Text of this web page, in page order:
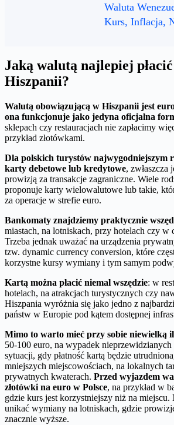
Waluta
Kurs, Inflacja,
Jaką walutą najlepiej
Hiszpanii?
Walutą obowiązującą w Hiszpanii jest
ona funkcjonuje jako jedyna oficjalna
sklepach czy restauracjach nie zapłacimy
przykład złotówkami.
Dla polskich turystów najwygodniejszym
karty debetowe lub kredytowe, zwłaszcza
prowizją za transakcje zagraniczne. Wiele
proponuje karty wielowalutowe lub takie,
za operacje w strefie euro.
Bankomaty znajdziemy praktycznie
miastach, na lotniskach, przy hotelach czy w
Trzeba jednak uważać na urządzenia
tzw. dynamic currency conversion, które
korzystne kursy wymiany i tym samym
Kartą można płacić niemal wszędzie: w
hotelach, na atrakcjach turystycznych czy
Hiszpania wyróżnia się jako jedno z
państw w Europie pod kątem dostępnej
Mimo to warto mieć przy sobie niewielką
50-100 euro, na wypadek
sytuacji, gdy płatność kartą będzie
mniejszych miejscowościach, na lokalnych
prywatnych kwaterach. Przed wyjazdem
złotówki na euro w Polsce, na przykład w
gdzie kurs jest korzystniejszy niż na miejscu.
unikać wymiany na lotniskach, gdzie
znacznie wyższe.